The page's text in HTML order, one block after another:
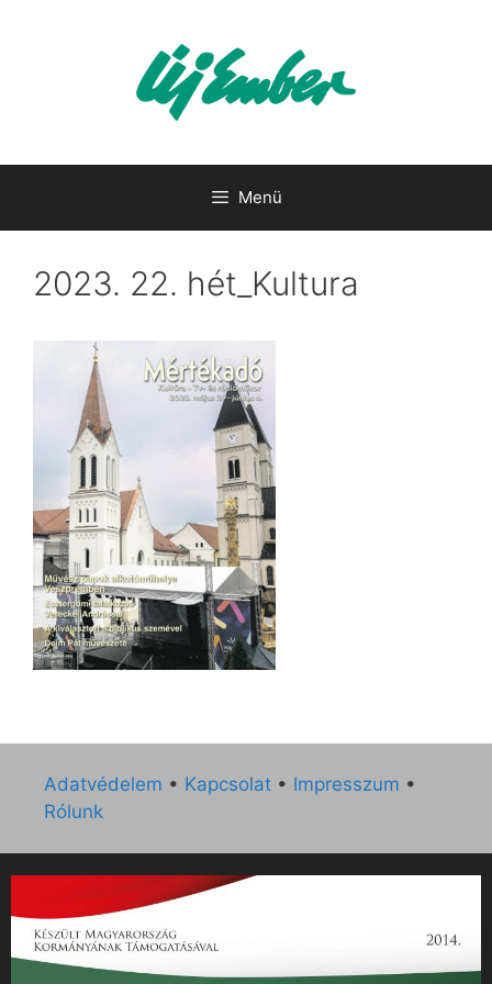
Menü
2023. 22. hét_Kultura
Adatvédelem • Kapcsolat • Impresszum •
Rólunk